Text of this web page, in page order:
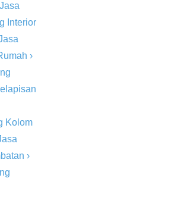
Jasa
Interior
›
Kolom
›